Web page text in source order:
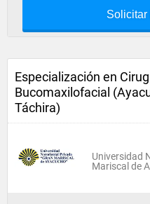
Solicitar
Especialización en
Bucomaxilofacial
Táchira)
Universidad
Mariscal de